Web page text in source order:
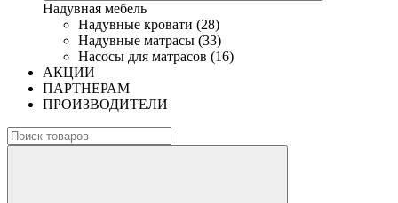
Надувная мебель
Надувные кровати (28)
Надувные матрасы (33)
Насосы для матрасов (16)
АКЦИИ
ПАРТНЕРАМ
ПРОИЗВОДИТЕЛИ